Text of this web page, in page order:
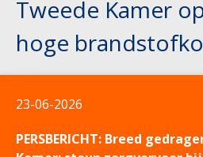
Tweede Kamer
hoge
23-06-2026
PERSBERICHT: Breed